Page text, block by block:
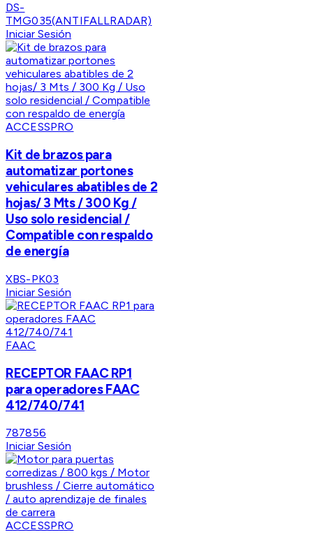
DS-
TMG035(ANTIFALLRADAR)
Iniciar Sesión
ACCESSPRO
Kit de brazos para
automatizar portones
vehiculares abatibles de 2
hojas/ 3 Mts / 300 Kg /
Uso solo residencial /
Compatible con respaldo
de energía
XBS-PK03
Iniciar Sesión
FAAC
RECEPTOR FAAC RP1
para operadores FAAC
412/740/741
787856
Iniciar Sesión
ACCESSPRO